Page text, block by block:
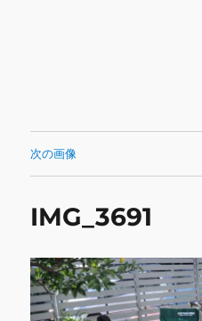
INNOCENCE
物 etc販売 江戸
次の画像
IMG_3691